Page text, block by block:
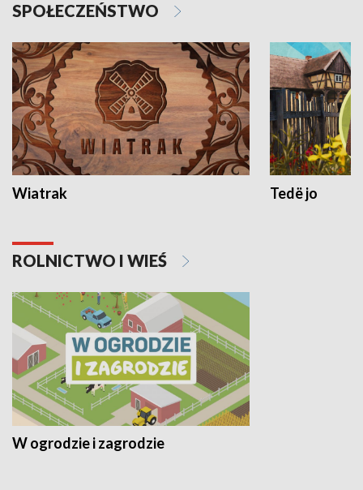
SPOŁECZEŃSTWO
Wiatrak Tedë jo
ROLNICTWO I WIEŚ
W ogrodzie i zagrodzie